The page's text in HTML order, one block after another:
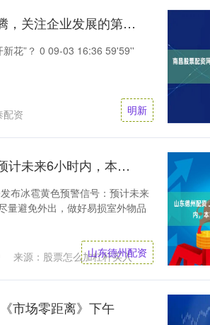
南昌股票配资网APP下载 明新旭腾，关注企业发展的第二曲线
花”？ 0 09-03 16:36 59'59''
配资 明新
山东德州配资 上海中心气象台：预计未来6小时内，本市中北部将出现冰雹天气
布冰雹黄色预警信号：预计未来
量避免外出，做好易损室外物品
来源：股票怎么加杠杆买入
山东德州配资
市场零距离》下午